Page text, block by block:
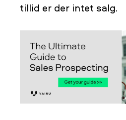
tillid er der intet salg.